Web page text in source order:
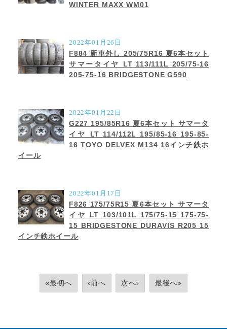
WINTER MAXX WM01
2022年01月26日
F884 新車外し 205/75R16 夏6本セット
サマータイヤ LT 113/111L 205/75-16
205-75-16 BRIDGESTONE G590
2022年01月22日
G227 195/85R16 夏6本セット サマータ
イヤ LT 114/112L 195/85-16 195-85-
16 TOYO DELVEX M134 16インチ鉄ホ
イール
2022年01月17日
F826 175/75R15 夏6本セット サマータ
イヤ LT 103/101L 175/75-15 175-75-
15 BRIDGESTONE DURAVIS R205 15
インチ鉄ホイール
«最初へ ‹前へ 次へ› 最後へ»